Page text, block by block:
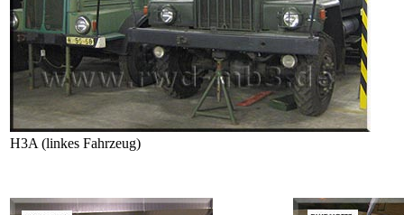
H3A (linkes Fahrzeug)